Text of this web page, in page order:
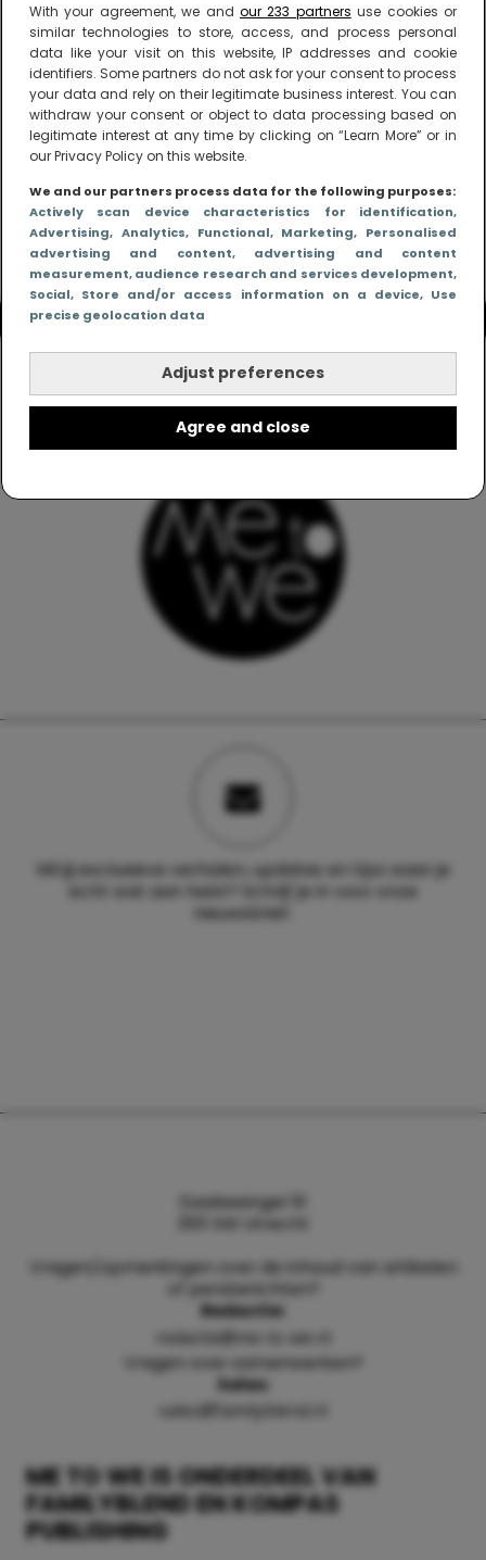
With your agreement, we and our 233 partners use cookies or
similar technologies to store, access, and process personal
data like your visit on this website, IP addresses and cookie
identifiers. Some partners do not ask for your consent to process
your data and rely on their legitimate business interest. You can
withdraw your consent or object to data processing based on
legitimate interest at any time by clicking on “Learn More” or in
our Privacy Policy on this website.
We and our partners process data for the following purposes:
Actively scan device characteristics for identification,
Advertising, Analytics, Functional, Marketing, Personalised
advertising and content, advertising and content
measurement, audience research and services development,
Social, Store and/or access information on a device, Use
precise geolocation data
Adjust preferences
Agree and close
Wil jij exclusieve verhalen, updates en tips waar je
echt wat aan hebt? Schrijf je in voor onze
nieuwsbrief.
ME TO WE IS ONDERDEEL VAN
FAMILYBLEND EN KOMPAS
PUBLISHING
Daalsesingel 51
3511 SW Utrecht
Vragen/opmerkingen over de inhoud van artikelen
of persberichten?
Redactie:
redactie@me-to-we.nl
Vragen over samenwerken?
Sales:
sales@familyblend.nl